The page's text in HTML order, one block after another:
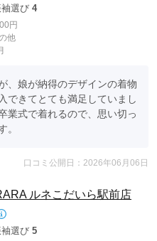
選び 4
円
他
、娘が納得のデザインの着物
できてとても満足していまし
業式で着れるので、思い切っ
。
口コミ公開日：2026年06月06日
ルネこだいら駅前店
選び 5